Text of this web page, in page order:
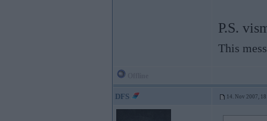
P.S.
This
DFS 14. Nov 2007,